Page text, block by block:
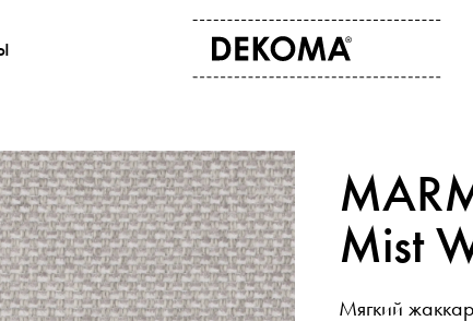
О НАС
история
культура и штука
для студентов
новости
контактные
где купить
экспорт
Mist
Мягкий